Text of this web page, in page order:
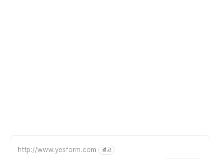
http://www.yesform.com 광고